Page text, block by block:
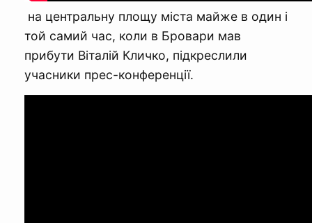
на центральну площу міста майже в один і
той самий час, коли в Бровари мав
прибути Віталій Кличко, підкреслили
учасники прес-конференції.